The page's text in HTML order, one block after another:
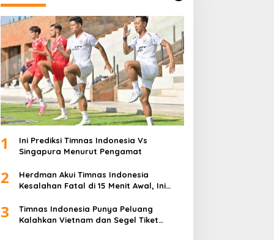
1
Ini Prediksi Timnas Indonesia Vs
Singapura Menurut Pengamat
2
Herdman Akui Timnas Indonesia
Kesalahan Fatal di 15 Menit Awal, Ini
3
Timnas Indonesia Punya Peluang
Kalahkan Vietnam dan Segel Tiket